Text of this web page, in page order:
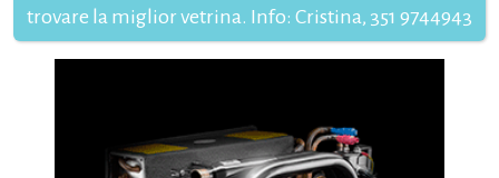
trovare la miglior vetrina. Info: Cristina, 351 9744943